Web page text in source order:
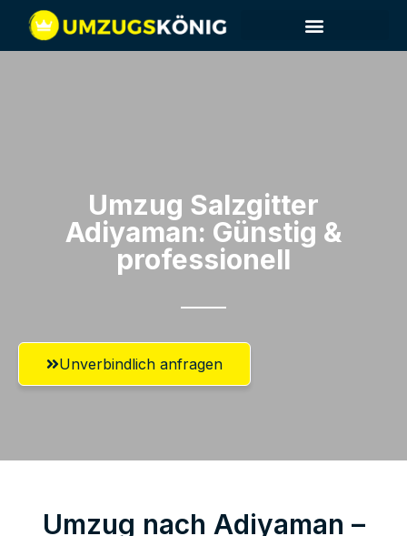
Umzug Salzgitter​
Adiyaman: Günstig &
professionell​
Unverbindlich anfragen
Umzug nach Adiyaman –